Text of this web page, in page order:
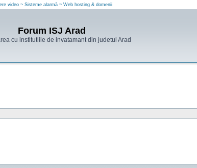
video ~ Sisteme alarmă ~ Web hosting & domenii
Forum ISJ Arad
cu institutiile de invatamant din judetul Arad